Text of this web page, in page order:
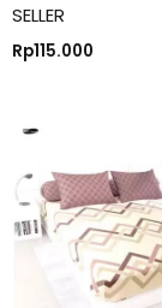
SELLER
Rp115.000